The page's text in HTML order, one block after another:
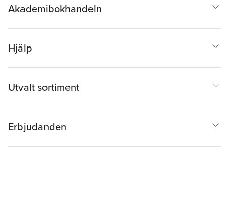
Akademibokhandeln
Hjälp
Utvalt sortiment
Erbjudanden